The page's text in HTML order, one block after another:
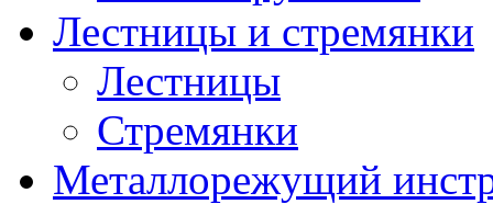
Лестницы и стремянки
Лестницы
Стремянки
Металлорежущий